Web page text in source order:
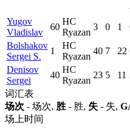
Yugov
Vladislav
60
HC
Ryazan
3 0 1
Bolshakov
Sergei S.
1
HC
Ryazan
40 7 22
Denisov
Sergei
40
HC
Ryazan
23 5 11
词汇表
场次 - 场次, 胜 - 胜, 失 - 失,
场上时间